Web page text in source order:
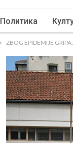
Политика
ZBOG EPIDEMIJE